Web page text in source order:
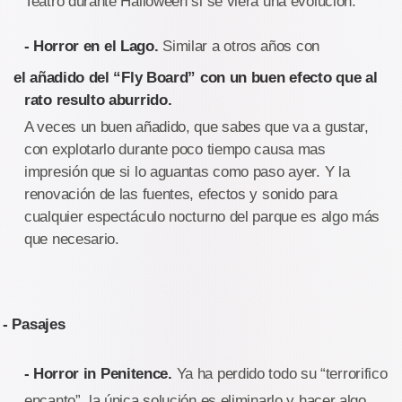
- Horror en el Lago. Similar a otros años con
el añadido del “Fly Board” con un buen efecto que al
rato resulto aburrido.
A veces un buen añadido, que sabes que va a gustar,
con explotarlo durante poco tiempo causa mas
impresión que si lo aguantas como paso ayer. Y la
renovación de las fuentes, efectos y sonido para
cualquier espectáculo nocturno del parque es algo más
que necesario.
- Pasajes
- Horror in Penitence. Ya ha perdido todo su “terrorifico